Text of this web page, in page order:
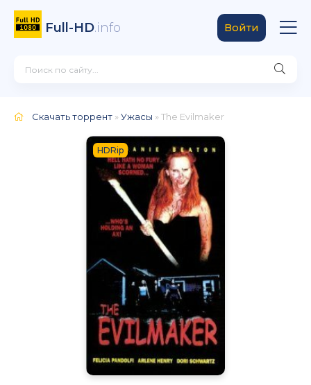
Full-HD.info Войти
Скачать торрент »Ужасы » The Evilmaker
HDRip